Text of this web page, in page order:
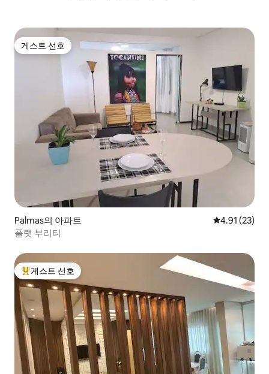
게스트 선호
게스트 선호
Palmas의 아파트 평점 4.91점
4.91 (23)
플랫 부리티
상위 게스트 선호
게스트 선호